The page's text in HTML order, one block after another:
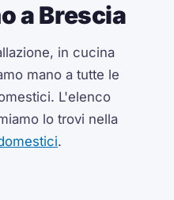
a Brescia
in cucina
mano a tutte le
L'elenco
lo trovi nella
.